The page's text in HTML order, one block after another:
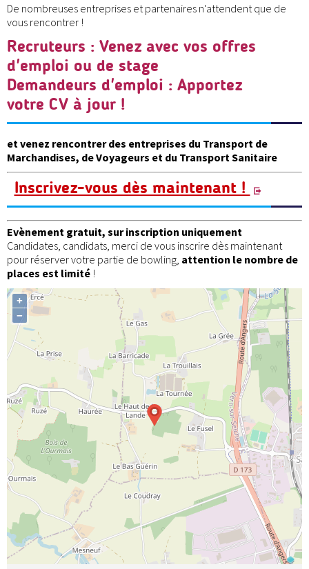
De nombreuses entreprises et partenaires n'attendent que de
vous rencontrer !
Recruteurs : Venez avec vos offres
d'emploi ou de stage
Demandeurs d'emploi : Apportez
votre CV à jour !
et venez rencontrer des entreprises du Transport de
Marchandises, de Voyageurs et du Transport Sanitaire
Inscrivez-vous dès maintenant !
Evènement gratuit, sur inscription uniquement
Candidates, candidats, merci de vous inscrire dès maintenant
pour réserver votre partie de bowling, attention le nombre de
places est limité !
+
−